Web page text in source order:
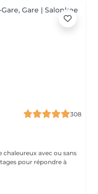
308
chaleureux avec ou sans
pour répondre à